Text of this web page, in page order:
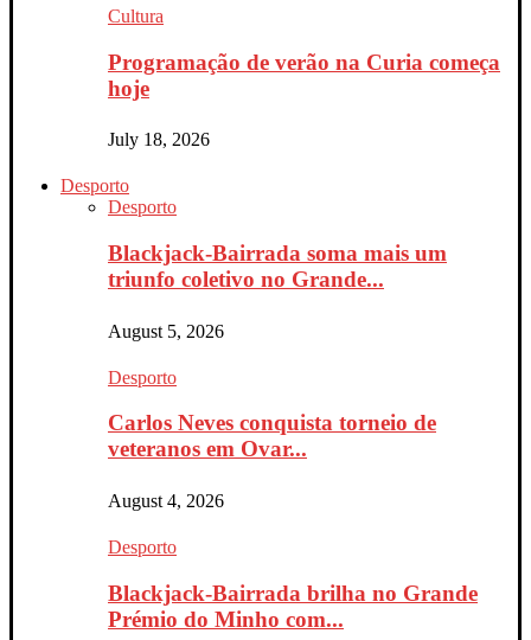
Cultura
Programação de verão na Curia começa
hoje
July 18, 2026
Desporto
Desporto
Blackjack-Bairrada soma mais um
triunfo coletivo no Grande...
August 5, 2026
Desporto
Carlos Neves conquista torneio de
veteranos em Ovar...
August 4, 2026
Desporto
Blackjack-Bairrada brilha no Grande
Prémio do Minho com...